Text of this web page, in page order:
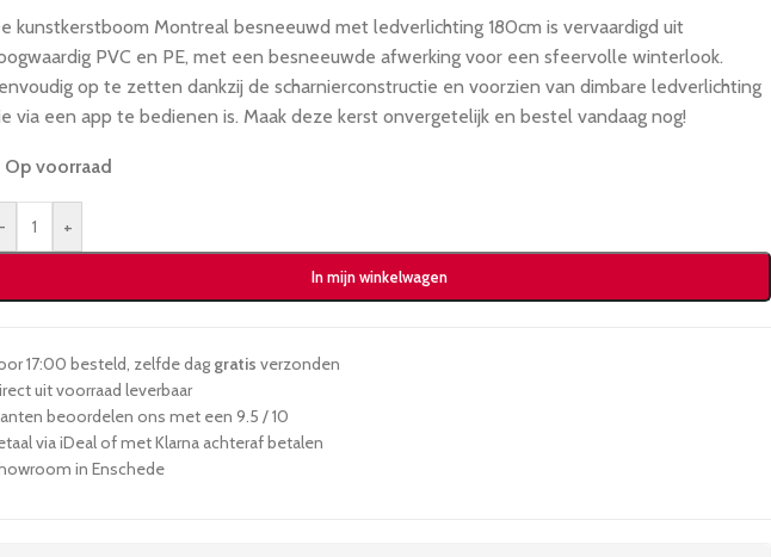
kunstkerstboom Montreal besneeuwd met ledverlichting 180cm is vervaardigd uit
PVC en PE, met een besneeuwde afwerking voor een sfeervolle winterlook.
op te zetten dankzij de scharnierconstructie en voorzien van dimbare ledverlichting
via een app te bedienen is. Maak deze kerst onvergetelijk en bestel vandaag nog!
Op voorraad
- +
In mijn winkelwagen
17:00 besteld, zelfde dag gratis verzonden
uit voorraad leverbaar
beoordelen ons met een 9.5 / 10
via iDeal of met Klarna achteraf betalen
in Enschede